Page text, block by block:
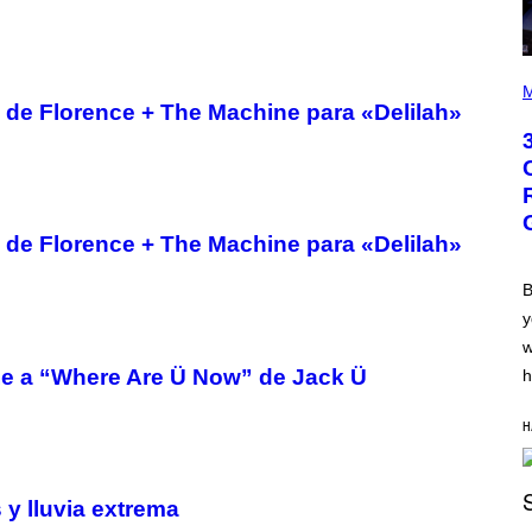
Florence + The Machine para «Delilah»
Florence + The Machine para «Delilah»
a “Where Are Ü Now” de Jack Ü
y lluvia extrema
H
O
B
Y
G
R
E
R
B
J
O
U
E
Z
G